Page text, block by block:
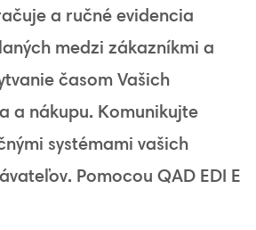
a ručné evidencia
medzi zákazníkmi a
časom Vašich
a nákupu. Komunikujte
systémami vašich
. Pomocou QAD EDI E